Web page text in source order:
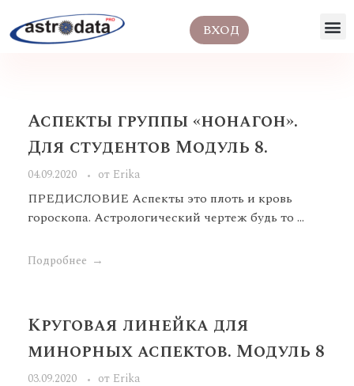
ВХОД
Аспекты группы «нонагон».
Для студентов Модуль 8.
04.09.2020 от Erika
ПРЕДИСЛОВИЕ Аспекты это плоть и кровь
гороскопа. Астрологический чертеж будь то ...
Подробнее
Круговая линейка для
минорных аспектов. Модуль 8
03.09.2020 от Erika